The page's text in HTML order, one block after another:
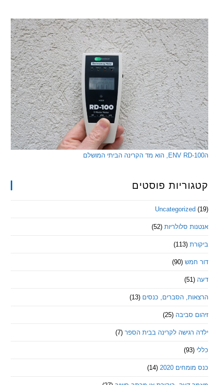
פוסטים
סלולריות (52)
(90)
הסברים, כנסים (13)
סביבה (25)
לקרינה בבית הספר (7)
2020
(14)